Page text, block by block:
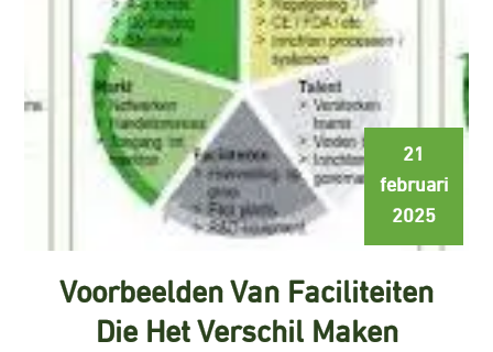
21
februari
2025
Voorbeelden Van Faciliteiten
Die Het Verschil Maken